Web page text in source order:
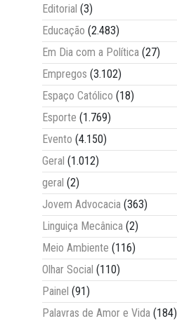
Editorial (3)
Educação (2.483)
Em Dia com a Política (27)
Empregos (3.102)
Espaço Católico (18)
Esporte (1.769)
Evento (4.150)
Geral (1.012)
geral (2)
Jovem Advocacia (363)
Linguiça Mecânica (2)
Meio Ambiente (116)
Olhar Social (110)
Painel (91)
Palavras de Amor e Vida (184)